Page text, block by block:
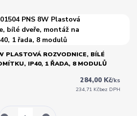
PLASTOVÁ ROZVODNICE, BÍLÉ
IP40, 1 ŘADA, 8 MODULŮ
284,00 Kč/ks
234,71 Kčbez DPH